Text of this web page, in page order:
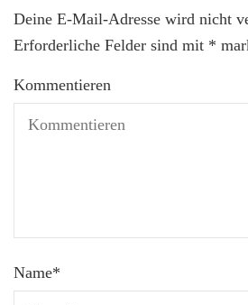
Deine E-Mail-Adresse wird nicht
Erforderliche Felder sind mit *
Kommentieren
Name*